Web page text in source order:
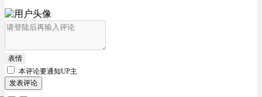
表情
本评论要通知UP主
发表评论